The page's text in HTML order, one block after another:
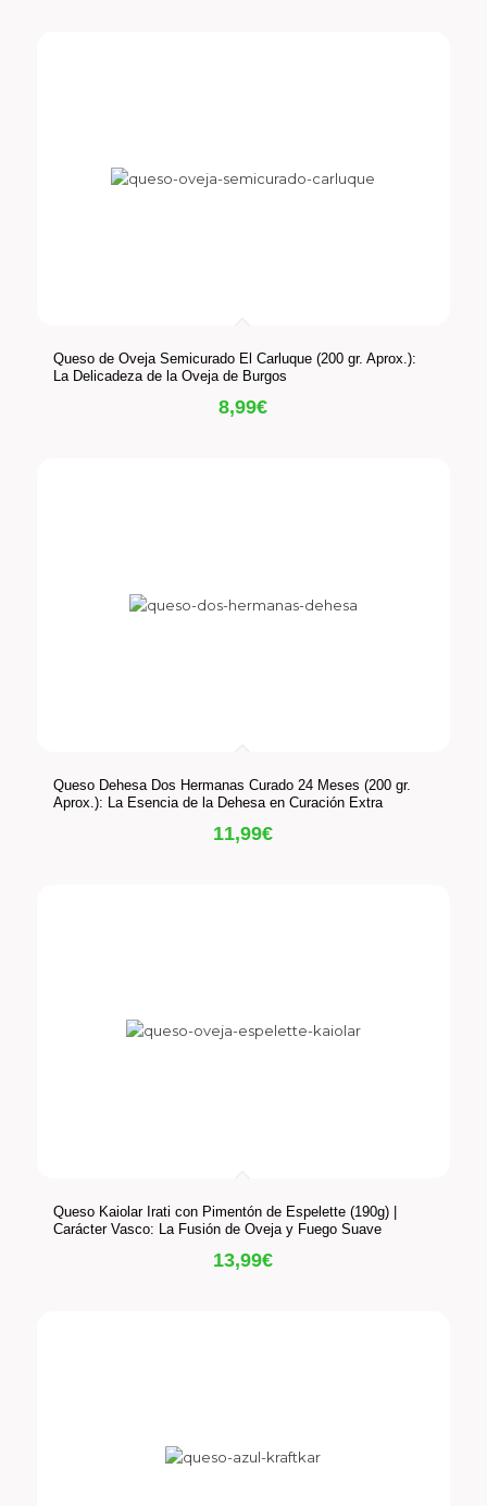
Queso de Oveja Semicurado El Carluque (200 gr. Aprox.):
La Delicadeza de la Oveja de Burgos
8,99€
Queso Dehesa Dos Hermanas Curado 24 Meses (200 gr.
Aprox.): La Esencia de la Dehesa en Curación Extra
11,99€
Queso Kaiolar Irati con Pimentón de Espelette (190g) |
Carácter Vasco: La Fusión de Oveja y Fuego Suave
13,99€